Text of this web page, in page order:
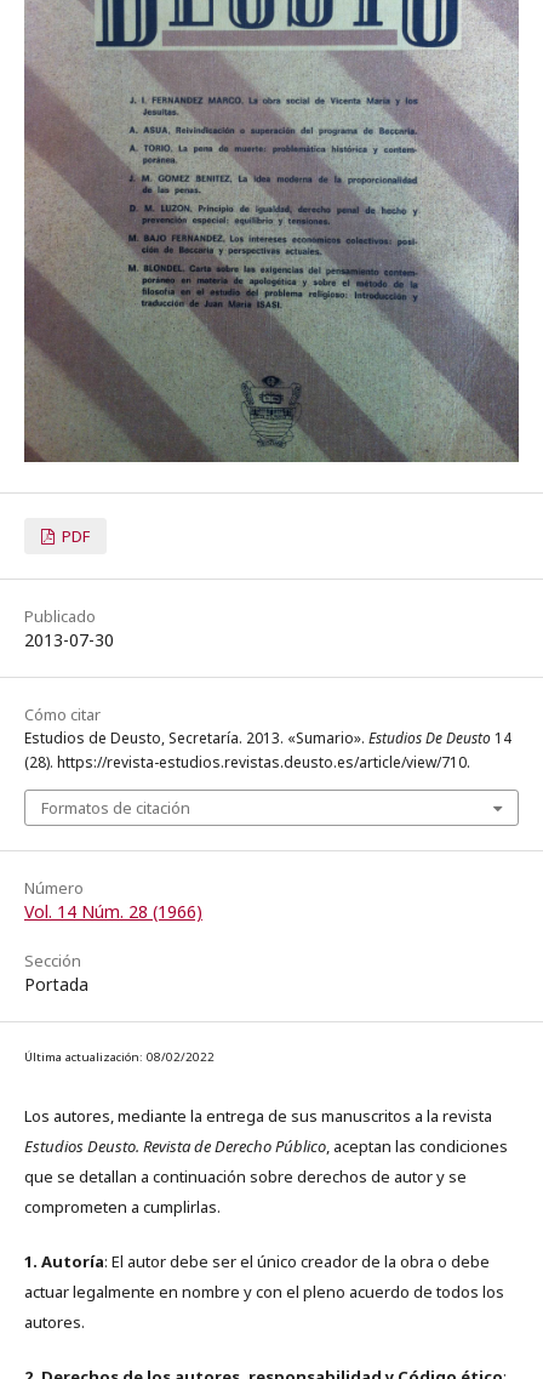
PDF
Publicado
2013-07-30
Cómo citar
Estudios de Deusto, Secretaría. 2013. «Sumario». Estudios De Deusto 14
(28). https://revista-estudios.revistas.deusto.es/article/view/710.
Formatos de citación
Número
Vol. 14 Núm. 28 (1966)
Sección
Portada
Última actualización: 08/02/2022
Los autores, mediante la entrega de sus manuscritos a la revista
Estudios Deusto. Revista de Derecho Público, aceptan las condiciones
que se detallan a continuación sobre derechos de autor y se
comprometen a cumplirlas.
1. Autoría: El autor debe ser el único creador de la obra o debe
actuar legalmente en nombre y con el pleno acuerdo de todos los
autores.